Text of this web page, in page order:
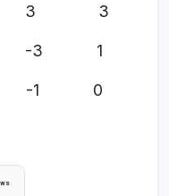
1 3 3
-3 1
-1 0